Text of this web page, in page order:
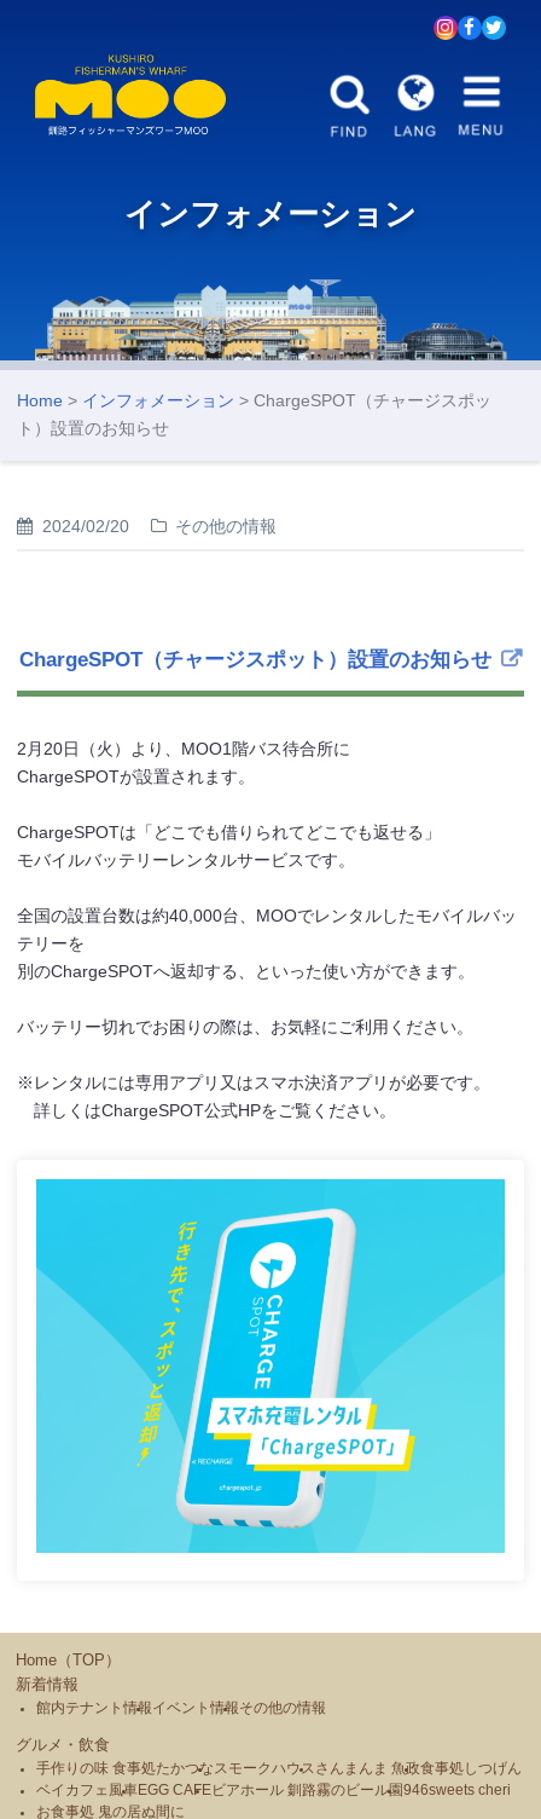
インフォメーション
Home > インフォメーション > ChargeSPOT（チャージスポッ
ト）設置のお知らせ
2024/02/20 その他の情報
ChargeSPOT（チャージスポット）設置のお知らせ
2月20日（火）より、MOO1階バス待合所に
ChargeSPOTが設置されます。
ChargeSPOTは「どこでも借りられてどこでも返せる」
モバイルバッテリーレンタルサービスです。
全国の設置台数は約40,000台、MOOでレンタルしたモバイルバッ
テリーを
別のChargeSPOTへ返却する、といった使い方ができます。
バッテリー切れでお困りの際は、お気軽にご利用ください。
※レンタルには専用アプリ又はスマホ決済アプリが必要です。
詳しくはChargeSPOT公式HPをご覧ください。
Home（TOP）
新着情報
館内テナント情報イベント情報その他の情報
グルメ・飲食
手作りの味 食事処たかつな スモークハウス さんまんま 魚政食事処しつげん
ベイカフェ風車EGG CAFEビアホール 釧路霧のビール園946sweets cheri
お食事処 鬼の居ぬ間に